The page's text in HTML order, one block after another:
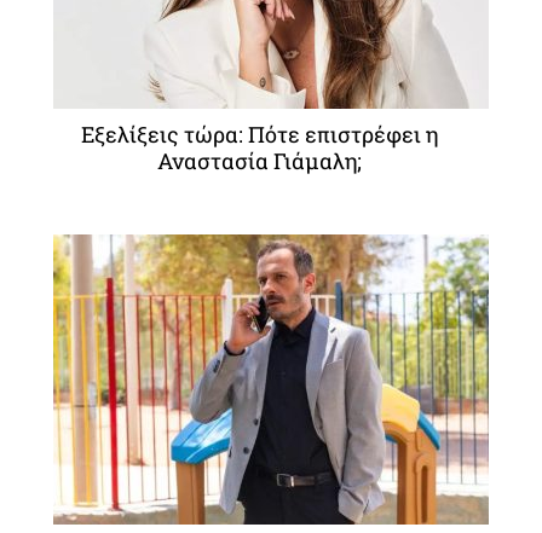
Εξελίξεις τώρα: Πότε επιστρέφει η
Αναστασία Γιάμαλη;